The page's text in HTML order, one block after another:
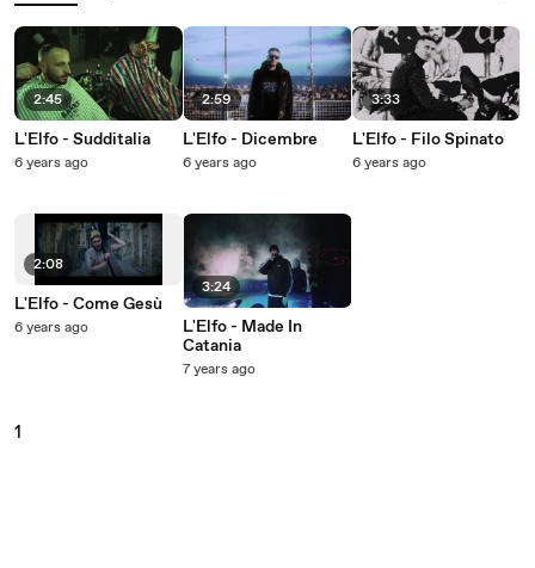
2:45
L'Elfo - Sudditalia
6 years ago
2:08
L'Elfo - Come Gesù
6 years ago
2:59
L'Elfo - Dicembre
6 years ago
3:24
L'Elfo - Made In
Catania
7 years ago
3:33
L'Elfo - Filo Spinato
6 years ago
1